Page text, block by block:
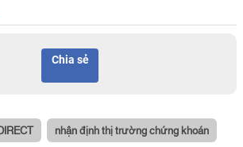
Chia sẻ
nhận định thị trường chứng khoán